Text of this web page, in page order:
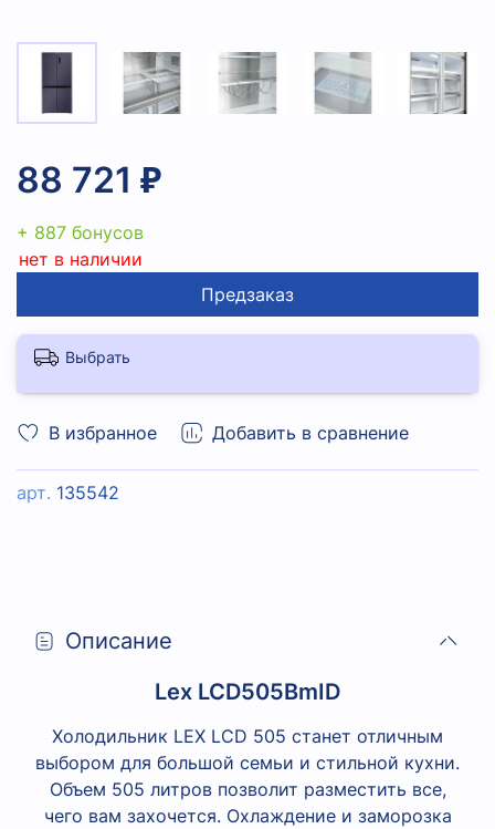
В избранное Добавить в сравнение
арт. 135542
88 721 ₽
+ 887 бонусов
нет в наличии
Предзаказ
Выбрать
Описание
Lex LCD505BmID
Холодильник LEX LCD 505 станет отличным
выбором для большой семьи и стильной кухни.
Объем 505 литров позволит разместить все,
чего вам захочется. Охлаждение и заморозка